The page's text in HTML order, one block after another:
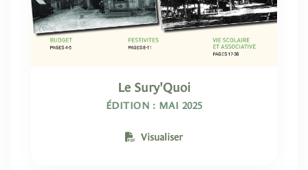
Le Sury'Quoi
ÉDITION : MAI 2025
Visualiser